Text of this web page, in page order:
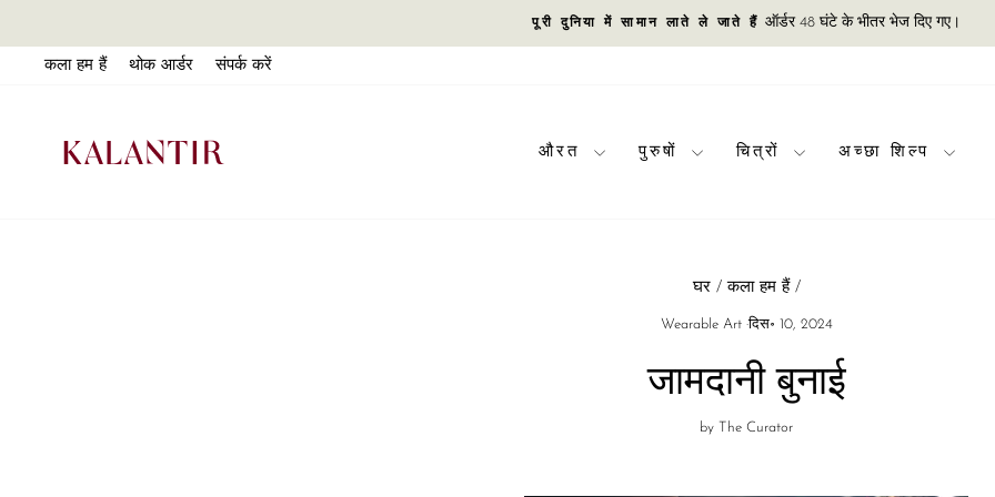
छोड़कर
पूरी दुनिया में सामान लाते ले जाते हैं ऑर्डर 48 घंटे के भीतर भेज दिए गए।
कला हम हैं थोक आर्डर संपर्क करें
औरत पुरुषों चित्रों अच्छा शिल्प
घर / कला हम हैं /
Wearable Art·दिस॰ 10, 2024
जामदानी बुनाई
by The Curator